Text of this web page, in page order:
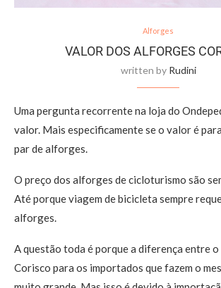
Alforges
VALOR DOS ALFORGES
written by Rudini
Uma pergunta recorrente na loja do
valor. Mais especificamente se o valor é
par de alforges.
O preço dos alforges de cicloturismo são
Até porque viagem de bicicleta sempre
alforges.
A questão toda é porque a diferença entre o
Corisco para os importados que fazem o